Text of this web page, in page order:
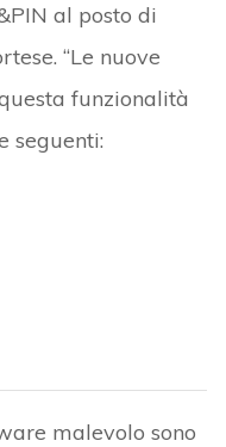
al posto di
“Le nuove
funzionalità
seguenti:
malevolo sono